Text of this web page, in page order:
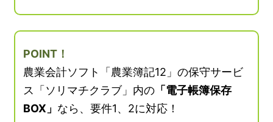
POINT！
農業会計ソフト「農業簿記12」の保守サービ
ス「ソリマチクラブ」内の 「電子帳簿保存
BOX」 なら、要件1、2に対応！